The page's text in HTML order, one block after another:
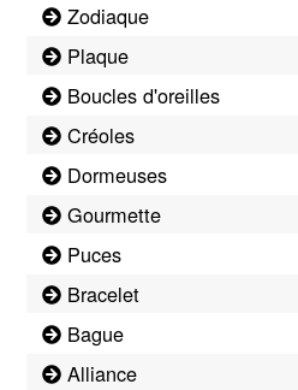
Zodiaque
Plaque
Boucles d'oreilles
Créoles
Dormeuses
Gourmette
Puces
Bracelet
Bague
Alliance